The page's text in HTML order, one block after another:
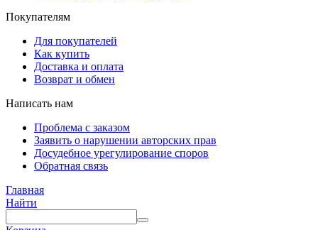
Покупателям
Для покупателей
Как купить
Доставка и оплата
Возврат и обмен
Написать нам
Проблема с заказом
Заявить о нарушении авторских прав
Досудебное урегулирование споров
Обратная связь
Главная
Найти